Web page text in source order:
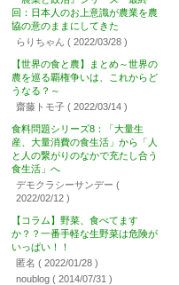
回：日本人のお上意識が農業を農
協の意のままにしてきた
らりちゃん ( 2022/03/28 )
【世界の食と農】まとめ～世界の
農を巡る覇権争いは、これからど
うなる？～
齋藤トモ子 ( 2022/03/14 )
食料問題シリーズ8：「大量生
産、大量消費の食生活」から「人
と人の繋がりのなかで充たし合う
食生活」へ
デモクラシーサンデー (
2022/02/12 )
【コラム】野菜、食べてます
か？？一番手軽な生野菜は危険が
いっぱい！！
匿名 ( 2022/01/28 )
noublog ( 2014/07/31 )